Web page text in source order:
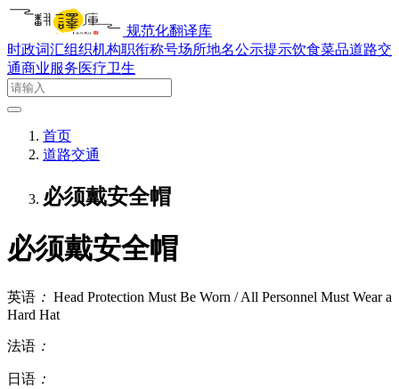
规范化翻译库
时政词汇组织机构职衔称号场所地名公示提示饮食菜品道路交
通商业服务医疗卫生
首页
道路交通
必须戴安全帽
必须戴安全帽
英语 ： Head Protection Must Be Worn / All Personnel Must Wear a
Hard Hat
法语 ：
日语 ：